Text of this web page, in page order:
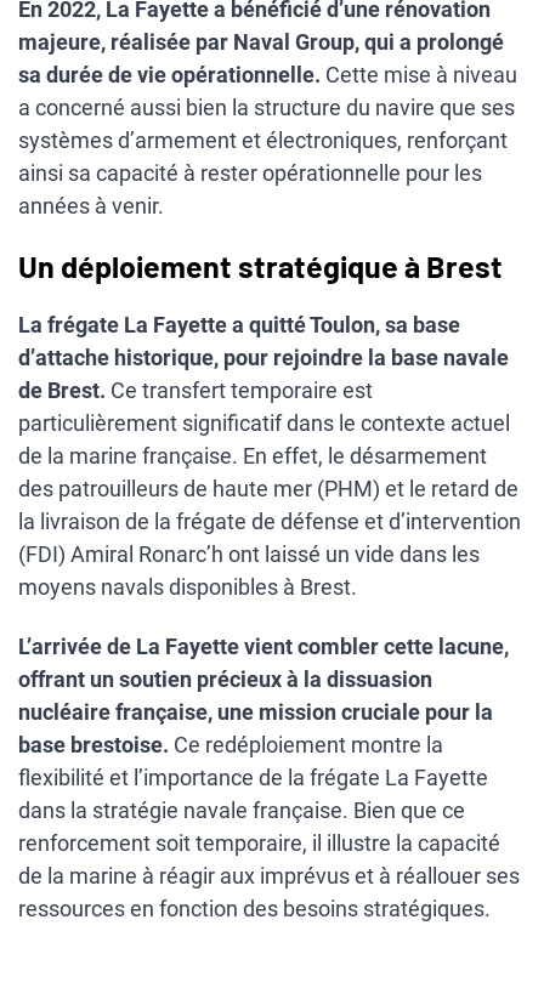
En 2022, La Fayette a bénéficié d’une rénovation
majeure, réalisée par Naval Group, qui a prolongé
sa durée de vie opérationnelle. Cette mise à niveau
a concerné aussi bien la structure du navire que ses
systèmes d’armement et électroniques, renforçant
ainsi sa capacité à rester opérationnelle pour les
années à venir.
Un déploiement stratégique à Brest
La frégate La Fayette a quitté Toulon, sa base
d’attache historique, pour rejoindre la base navale
de Brest. Ce transfert temporaire est
particulièrement significatif dans le contexte actuel
de la marine française. En effet, le désarmement
des patrouilleurs de haute mer (PHM) et le retard de
la livraison de la frégate de défense et d’intervention
(FDI) Amiral Ronarc’h ont laissé un vide dans les
moyens navals disponibles à Brest.
L’arrivée de La Fayette vient combler cette lacune,
offrant un soutien précieux à la dissuasion
nucléaire française, une mission cruciale pour la
base brestoise. Ce redéploiement montre la
flexibilité et l’importance de la frégate La Fayette
dans la stratégie navale française. Bien que ce
renforcement soit temporaire, il illustre la capacité
de la marine à réagir aux imprévus et à réallouer ses
ressources en fonction des besoins stratégiques.